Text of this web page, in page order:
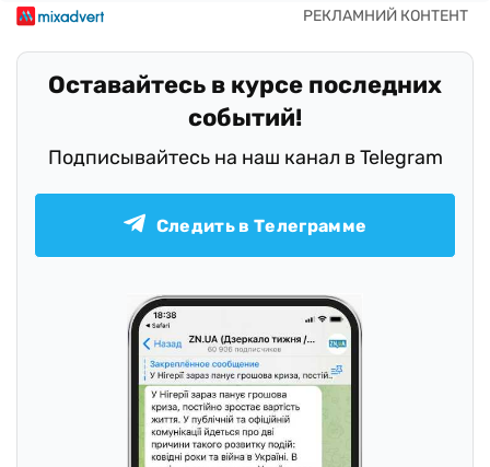
Оставайтесь в курсе последних
событий!
Подписывайтесь на наш канал в Telegram
Следить в Телеграмме